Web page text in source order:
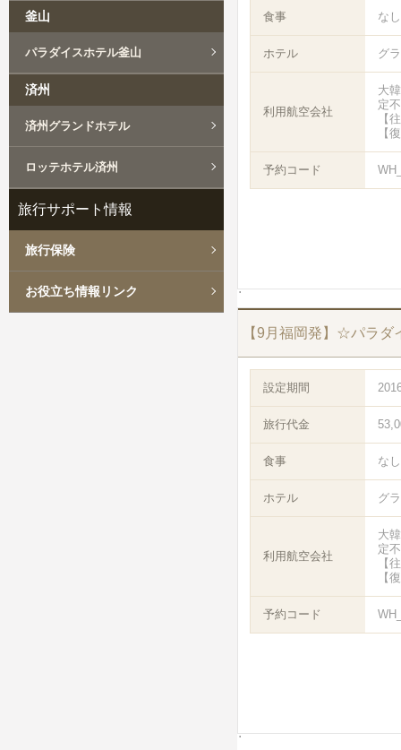
食事 なし
ホテル グ
利用航空会社
大
定
【
【
予約コード
【9月福岡発】☆パラダ
設定期間
旅行代金
食事 なし
ホテル グ
利用航空会社
大
定
【
【
予約コード
釜山
パラダイスホテル釜山
済州
済州グランドホテル
ロッテホテル済州
旅行サポート情報
旅行保険
お役立ち情報リンク